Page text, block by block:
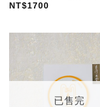
NT$1700
已售完